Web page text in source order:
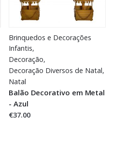
Brinquedos e Decorações
Infantis,
Decoração,
Decoração Diversos de Natal,
Natal
Balão Decorativo em Metal
- Azul
€37.00